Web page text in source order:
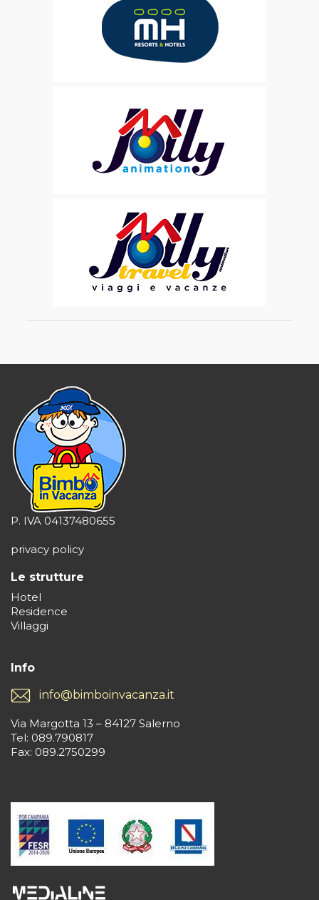
P. IVA 04137480655
privacy policy
Le strutture
Hotel
Residence
Villaggi
Info
info@bimboinvacanza.it
Via Margotta 13 – 84127 Salerno
Tel: 089.790817
Fax: 089.2750299